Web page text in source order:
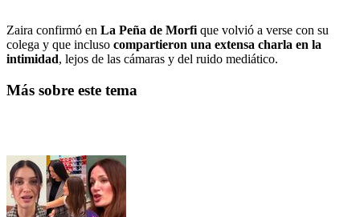
Zaira confirmó en La Peña de Morfi que volvió a verse con su
colega y que incluso compartieron una extensa charla en la
intimidad, lejos de las cámaras y del ruido mediático.
Más sobre este tema